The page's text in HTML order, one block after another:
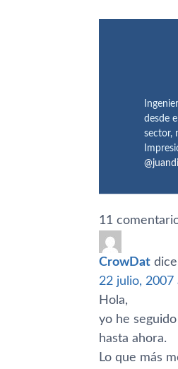
desde
sector,
11
CrowDat
22 julio, 2007
Hola,
yo he
hasta ahora.
Lo que más